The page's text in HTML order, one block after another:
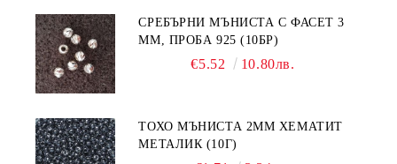
СРЕБЪРНИ МЪНИСТА С ФАСЕТ 3
ММ, ПРОБА 925 (10БР)
€5.52 10.80лв.
ТОХО МЪНИСТА 2ММ ХЕМАТИТ
МЕТАЛИК (10Г)